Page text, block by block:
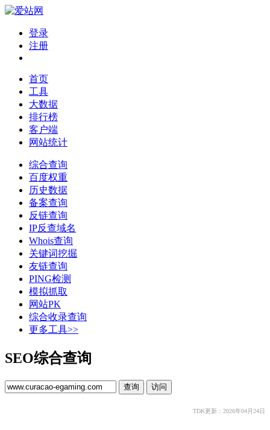
登录
注册
首页
工具
大数据
排行榜
客户端
网站统计
综合查询
百度权重
历史数据
备案查询
反链查询
IP反查域名
Whois查询
关键词挖掘
友链查询
PING检测
模拟抓取
网站PK
综合收录查询
更多工具>>
SEO综合查询
TDK更新：2026年04月24日